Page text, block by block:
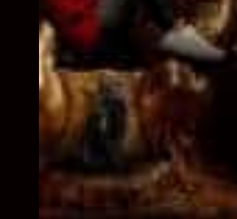
Chilling Adventures
Rebellion,
Hexenoper unserer
Dark Fantasy ]